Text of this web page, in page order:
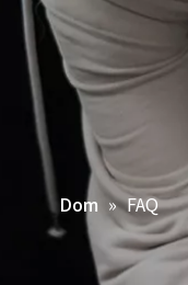
Dom » FAQ